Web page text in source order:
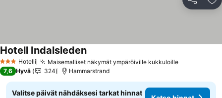
Jaa
3 Tähtiluokitus
Hotelli Maisemalliset näkymät ympäröiville kukkuloilleKatso
Hotell IndalsledenKatso hinnat
7,6 Hyvä 324 Hammarstrand
Valitse päivät nähdäksesi tarkat hinnat